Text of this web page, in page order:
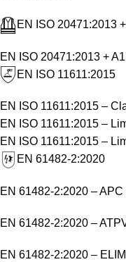
EN ISO 20471:2013
EN ISO 20471:2013 +
EN ISO 11611:2015
EN ISO 11611:2015 –
EN ISO 11611:2015 –
EN ISO 11611:2015 –
EN 61482-2:2020
EN 61482-2:2020 – APC
EN 61482-2:2020 –
EN 61482-2:2020 –